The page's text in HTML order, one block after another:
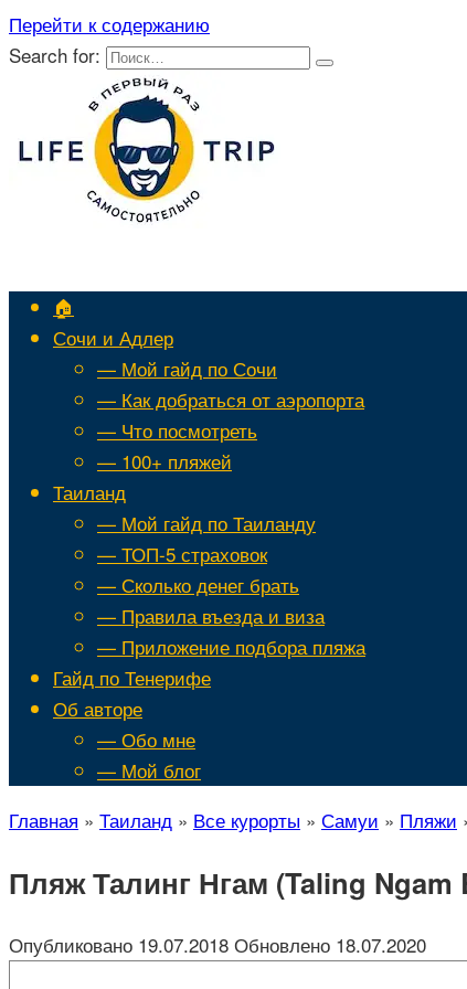
Перейти к содержанию
Search for:
🏠
Сочи и Адлер
— Мой гайд по Сочи
— Как добраться от аэропорта
— Что посмотреть
— 100+ пляжей
Таиланд
— Мой гайд по Таиланду
— ТОП-5 страховок
— Сколько денег брать
— Правила въезда и виза
— Приложение подбора пляжа
Гайд по Тенерифе
Об авторе
— Обо мне
— Мой блог
Главная » Таиланд » Все курорты » Самуи » Пляжи
Пляж Талинг Нгам (Taling
Опубликовано 19.07.2018 Обновлено 18.07.2020